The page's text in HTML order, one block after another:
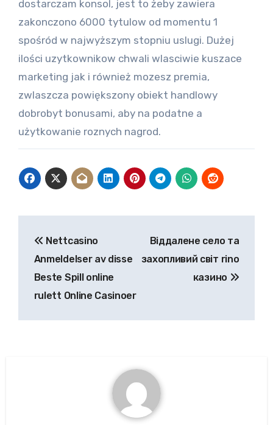
dostarczam konsol, jest to żeby zawiera
zakonczono 6000 tytulow od momentu 1
spośród w najwyższym stopniu uslugi. Dużej
ilości uzytkownikow chwali wlasciwie kuszace
marketing jak i również mozesz premia,
zwlaszcza powiększony obiekt handlowy
dobrobyt bonusami, aby na podatne a
użytkowanie roznych nagrod.
navigation
Nettcasino
Anmeldelser av disse
Beste Spill online
rulett Online Casinoer
Віддалене село та
захопливий світ rino
казино